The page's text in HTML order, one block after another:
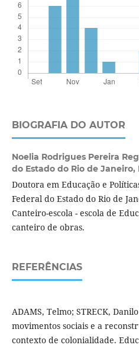
BIOGRAFIA DO AUTOR
Noelia Rodrigues Pereira
do Estado do Rio de Janeiro,
Doutora em Educação e
Federal do Estado do Rio de
Canteiro-escola - escola de
canteiro de obras.
REFERÊNCIAS
ADAMS, Telmo; STRECK,
movimentos sociais e a
contexto de colonialidade.